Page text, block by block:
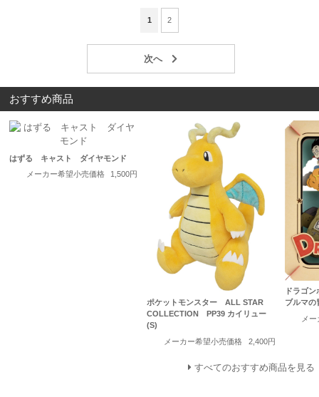
1 2
おすすめ商品
はずる キャスト ダイヤモンド
メーカー希望小売価格
1,500円
ポケットモンスター ALL STAR
COLLECTION PP39 カイリュー
(S)
メーカー希望小売価格
2,400円
ドラゴ
ブルマの
メ
すべてのおすすめ商品を見る